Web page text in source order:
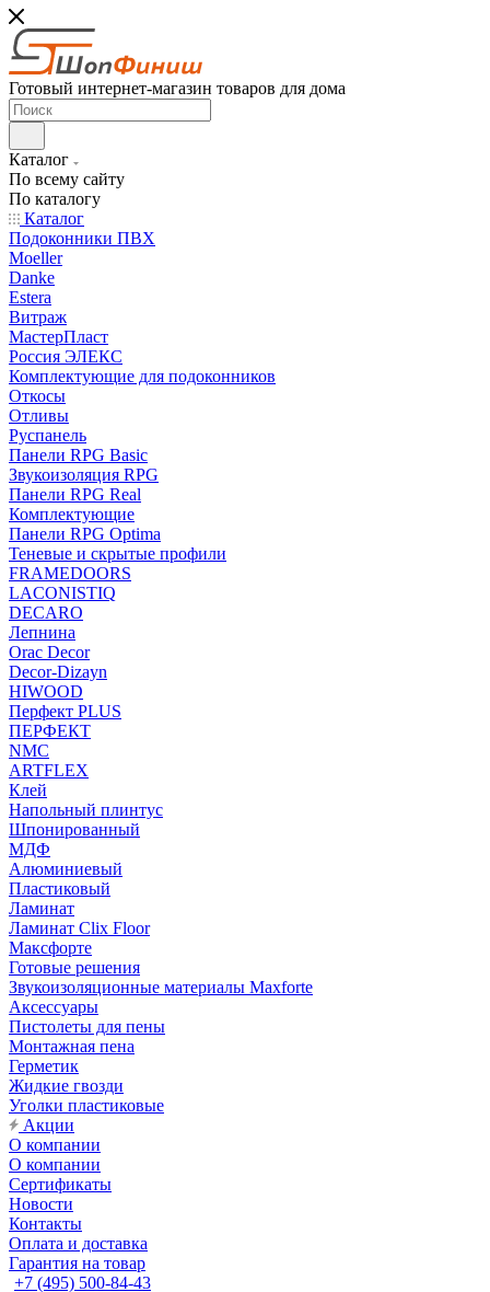
Готовый интернет-магазин товаров для дома
Каталог
По всему сайту
По каталогу
Каталог
Подоконники ПВХ
Moeller
Danke
Estera
Витраж
МастерПласт
Россия ЭЛЕКС
Комплектующие для подоконников
Откосы
Отливы
Руспанель
Панели RPG Basic
Звукоизоляция RPG
Панели RPG Real
Комплектующие
Панели RPG Optima
Теневые и скрытые профили
FRAMEDOORS
LACONISTIQ
DECARO
Лепнина
Orac Decor
Decor-Dizayn
HIWOOD
Перфект PLUS
ПЕРФЕКТ
NMC
ARTFLEX
Клей
Напольный плинтус
Шпонированный
МДФ
Алюминиевый
Пластиковый
Ламинат
Ламинат Clix Floor
Максфорте
Готовые решения
Звукоизоляционные материалы Maxforte
Аксессуары
Пистолеты для пены
Монтажная пена
Герметик
Жидкие гвозди
Уголки пластиковые
Акции
О компании
О компании
Сертификаты
Новости
Контакты
Оплата и доставка
Гарантия на товар
+7 (495) 500-84-43